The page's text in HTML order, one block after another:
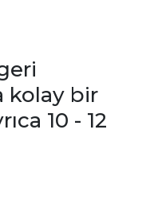
kolay bir
10 - 12